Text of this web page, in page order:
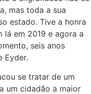
mas toda a sua
estado. Tive a honra
lá em 2019 e agora a
seis anos
Eyder.
se tratar de um
um cidadão a maior